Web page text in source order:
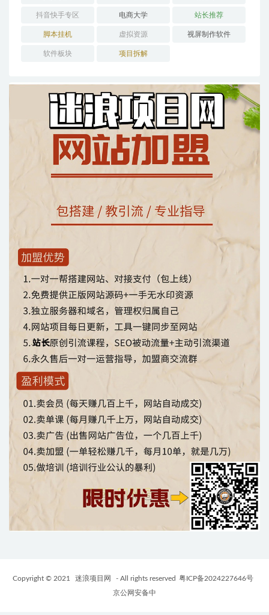
抖音快手专区 电商大学 站长推荐
脚本挂机 虚拟资源 视屏制作软件
软件板块 项目拆解
Copyright © 2021 迷浪项目网 - All rights reserved 粤ICP备2024227646号
京公网安备中